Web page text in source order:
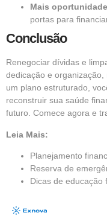
Mais
portas para
Conclusão
Renegociar dívidas e
dedicação e
um plano estruturado,
reconstruir sua saúde
futuro. Comece agora e
Leia Mais:
Planejamento
Reserva de
Dicas de educação